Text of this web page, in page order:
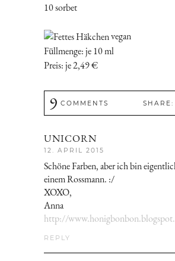
10 sorbet
vegan
Füllmenge: je 10 ml
Preis: je 2,49 €
9 COMMENTS SHARE:
UNICORN
12. APRIL 2015
Schöne Farben, aber ich bin
einem Rossmann. :/
XOXO,
Anna
http://
REPLY